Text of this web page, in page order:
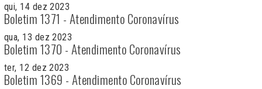
qui, 14 dez 2023
Boletim 1371 - Atendimento Coronavírus
qua, 13 dez 2023
Boletim 1370 - Atendimento Coronavírus
ter, 12 dez 2023
Boletim 1369 - Atendimento Coronavírus